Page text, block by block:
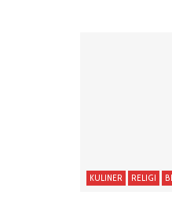
KULINER RELIGI